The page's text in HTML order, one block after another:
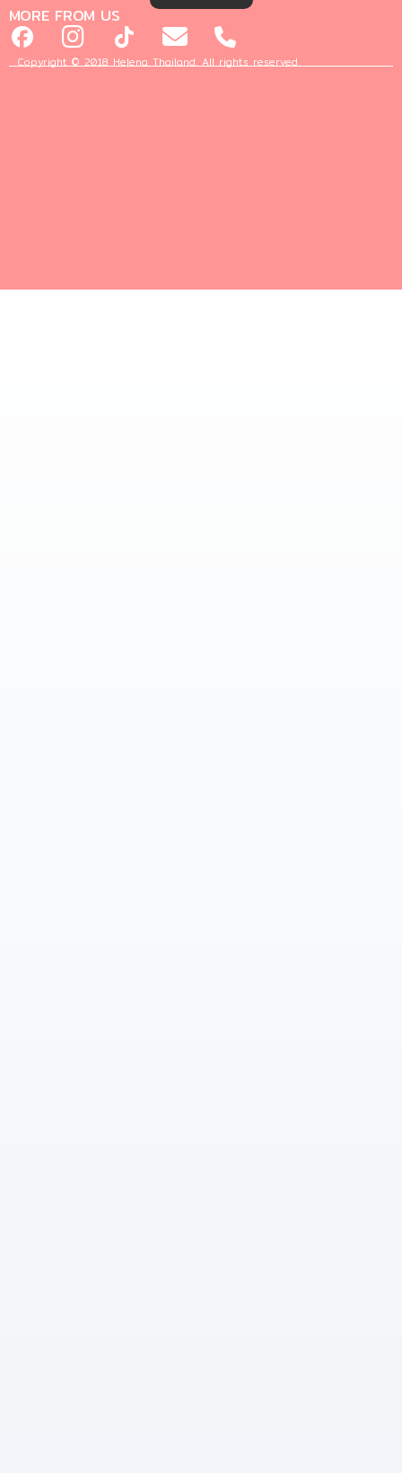
MORE FROM US
Copyright © 2018 Helena Thailand. All rights reserved.